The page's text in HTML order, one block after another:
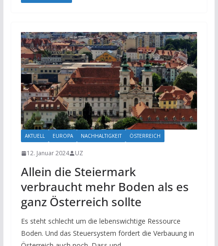
AKTUELL EUROPA NACHHALTIGKEIT ÖSTERREICH
12. Januar 2024 UZ
Allein die Steiermark
verbraucht mehr Boden als es
ganz Österreich sollte
Es steht schlecht um die lebenswichtige Ressource
Boden. Und das Steuersystem fördert die Verbauung in